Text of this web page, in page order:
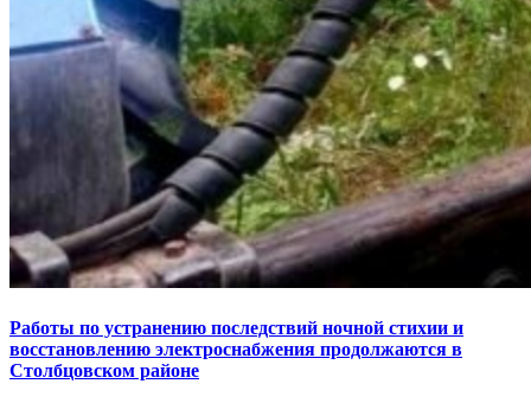
Работы по устранению последствий ночной стихии и
восстановлению электроснабжения продолжаются в
Столбцовском районе